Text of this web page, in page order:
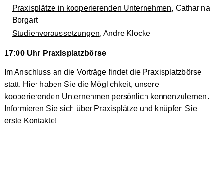
Praxisplätze in kooperierenden Unternehmen, Catharina
Borgart
Studienvoraussetzungen, Andre Klocke
17:00 Uhr Praxisplatzbörse
Im Anschluss an die Vorträge findet die Praxisplatzbörse
statt. Hier haben Sie die Möglichkeit, unsere
kooperierenden Unternehmen persönlich kennenzulernen.
Informieren Sie sich über Praxisplätze und knüpfen Sie
erste Kontakte!